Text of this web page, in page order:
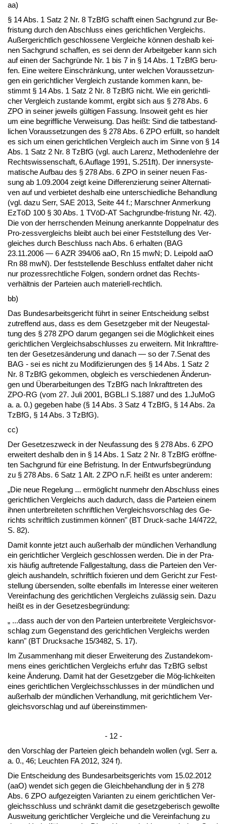
aa)
§ 14 Abs. 1 Satz 2 Nr. 8 Tz­B­fG schafft ei­nen Sach­grund zur Be­
fris­tung durch den Ab­schluss ei­nes ge­richt­li­chen Ver­gleichs.
Außer­ge­richt­lich ge­schlos­se­ne Ver­glei­che können des­halb kei­
nen Sach­grund schaf­fen, es sei denn der Ar­beit­ge­ber kann sich
auf ei­nen der Sach­gründe Nr. 1 bis 7 in § 14 Abs. 1 Tz­B­fG be­ru­
fen. Ei­ne wei­te­re Ein­schränkung, un­ter wel­chen Vor­aus­set­zun­
gen ein ge­richt­li­cher Ver­gleich zu­stan­de kom­men kann, be­
stimmt § 14 Abs. 1 Satz 2 Nr. 8 Tz­B­fG nicht. Wie ein ge­richt­li­
cher Ver­gleich zu­stan­de kommt, er­gibt sich aus § 278 Abs. 6
ZPO in sei­ner je­weils gülti­gen Fas­sung. In­so­weit geht es hier
um ei­ne be­griff­li­che Ver­wei­sung. Das heißt: Sind die tat­be­stand­
li­chen Vor­aus­set­zun­gen des § 278 Abs. 6 ZPO erfüllt, so han­delt
es sich um ei­nen ge­richt­li­chen Ver­gleich auch im Sin­ne von § 14
Abs. 1 Satz 2 Nr. 8 Tz­B­fG (vgl. auch La­renz, Me­tho­den­leh­re der
Rechts­wis­sen­schaft, 6.Auf­la­ge 1991, S.251ft). Der in­ner­sys­te­
ma­ti­sche Auf­bau des § 278 Abs. 6 ZPO in sei­ner neu­en Fas­
sung ab 1.09.2004 zeigt kei­ne Dif­fe­ren­zie­rung sei­ner Al­ter­na­ti­
ven auf und ver­bie­tet des­halb ei­ne un­ter­schied­li­che Be­hand­lung
(vgl. da­zu Serr, SAE 2013, Sei­te 44 f.; Mar­sch­ner An­mer­kung
EzTöD 100 § 30 Abs. 1 TVöD-AT Sach­grund­be-fris­tung Nr. 42).
Die von der herr­schen­den Mei­nung an­er­kann­te Dop­pel­na­tur des
Pro-zess­ver­gleichs bleibt auch bei ei­ner Fest­stel­lung des Ver­
glei­ches durch Be­schluss nach Abs. 6 er­hal­ten (BAG
23.11.2006 — 6 AZR 394/06 aaO, Rn 15 mwN; D. Lei­pold aaO
Rn 88 mwN). Der fest­stel­len­de Be­schluss ent­fal­tet da­her nicht
nur pro­zess­recht­li­che Fol­gen, son­dern ord­net das Rechts­
verhält­nis der Par­tei­en auch ma­te­ri­ell-recht­lich.
bb)
Das Bun­des­ar­beits­ge­richt führt in sei­ner Ent­schei­dung selbst
zu­tref­fend aus, dass es dem Ge­setz­ge­ber mit der Neu­ge­stal­
tung des § 278 ZPO dar­um ge­gan­gen sei die Möglich­keit ei­nes
ge­richt­li­chen Ver­gleichs­ab­schlus­ses zu er­wei­tern. Mit In­kraft­tre­
ten der Ge­set­zesände­rung und da­nach — so der 7.Se­nat des
BAG - sei es nicht zu Mo­di­fi­zie­run­gen des § 14 Abs. 1 Satz 2
Nr. 8 Tz­B­fG ge­kom­men, ob­gleich es ver­schie­de­nen Ände­run­
gen und Übe­r­ar­bei­tun­gen des Tz­B­fG nach In­kraft­tre­ten des
ZPO-RG (vom 27. Ju­li 2001, BGBL.I S.1887 und des 1.JuMoG
a. a. 0.) ge­ge­ben ha­be (§ 14 Abs. 3 Satz 4 Tz­B­fG, § 14 Abs. 2a
Tz­B­fG, § 14 Abs. 3 Tz­B­fG).
cc)
Der Ge­set­zes­zweck in der Neu­fas­sung des § 278 Abs. 6 ZPO
er­wei­tert des­halb den in § 14 Abs. 1 Satz 2 Nr. 8 Tz­B­fG eröff­ne­
ten Sach­grund für ei­ne Be­fris­tung. In der Ent­wurfs­be­gründung
zu § 278 Abs. 6 Satz 1 Alt. 2 ZPO n.F. heißt es un­ter an­de­rem:
„Die neue Re­ge­lung ... ermöglicht nun­mehr den Ab­schluss ei­nes
ge­richt­li­chen Ver­gleichs auch da­durch, dass die Par­tei­en ei­nem
ih­nen un­ter­brei­te­ten schrift­li­chen Ver­gleichs­vor­schlag des Ge­
richts schrift­lich zu­stim­men können" (BT Druck-sa­che 14/4722,
S. 82).
Da­mit konn­te jetzt auch außer­halb der münd­li­chen Ver­hand­lung
ein ge­richt­li­cher Ver­gleich ge­schlos­sen wer­den. Die in der Pra­
xis häufig auf­tre­ten­de Fall­ge­stal­tung, dass die Par­tei­en den Ver­
gleich aus­han­deln, schrift­lich fi­xie­ren und dem Ge­richt zur Fest­
stel­lung über­sen­den, soll­te eben­falls im In­ter­es­se ei­ner wei­te­ren
Ver­ein­fa­chung des ge­richt­li­chen Ver­gleichs zulässig sein. Da­zu
heißt es in der Ge­set­zes­be­gründung:
„ ...dass auch der von den Par­tei­en un­ter­brei­te­te Ver­gleichs­vor­
schlag zum Ge­gen­stand des ge­richt­li­chen Ver­gleichs wer­den
kann" (BT Druck­sa­che 15/3482, S. 17).
Im Zu­sam­men­hang mit die­ser Er­wei­te­rung des Zu­stan­de­kom­
mens ei­nes ge­richt­li­chen Ver­gleichs er­fuhr das Tz­B­fG selbst
kei­ne Ände­rung. Da­mit hat der Ge­setz­ge­ber die Mög-lich­kei­ten
ei­nes ge­richt­li­chen Ver­gleichs­schlus­ses in der münd­li­chen und
außer­halb der münd­li­chen Ver­hand­lung, mit ge­richt­li­chem Ver­
gleichs­vor­schlag und auf übe­rein­stim­men-
- 12 -
den Vor­schlag der Par­tei­en gleich be­han­deln wol­len (vgl. Serr a.
a. 0., 46; Leuch­ten FA 2012, 324 f).
Die Ent­schei­dung des Bun­des­ar­beits­ge­richts vom 15.02.2012
(aaO) wen­det sich ge­gen die Gleich­be­hand­lung der in § 278
Abs. 6 ZPO auf­ge­zeig­ten Va­ri­an­ten zu ei­nem ge­richt­li­chen Ver­
gleichs­schluss und schränkt da­mit die ge­setz­ge­be­risch ge­woll­te
Aus­wei­tung ge­richt­li­cher Ver­glei­che und die Ver­ein­fa­chung zu